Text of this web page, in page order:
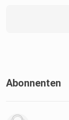
Abonnenten